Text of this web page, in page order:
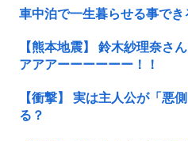
車中泊で一生暮らせる事でき
【熊本地震】 鈴木紗理奈さ
アアアーーーーーー！！
【衝撃】 実は主人公が「悪
る？